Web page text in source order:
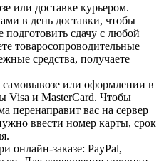
или доставке курьером.
в день доставки, чтобы
подготовить сдачу с любой
товаросопроводительные
средства, получаете
или оформлении в
Visa и MasterCard. Чтобы
перенаправит вас на сервер
ввести номер карты, срок
онлайн-заказе: PayPal,